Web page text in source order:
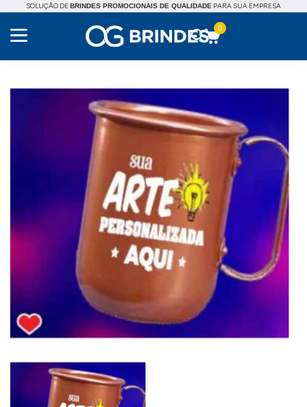
SOLUÇÃO DEBRINDES PROMOCIONAIS DE QUALIDADE PARA SUA EMPRESA
0